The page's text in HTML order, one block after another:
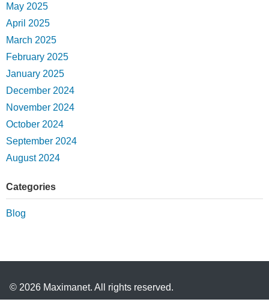
May 2025
April 2025
March 2025
February 2025
January 2025
December 2024
November 2024
October 2024
September 2024
August 2024
Categories
Blog
© 2026 Maximanet. All rights reserved.